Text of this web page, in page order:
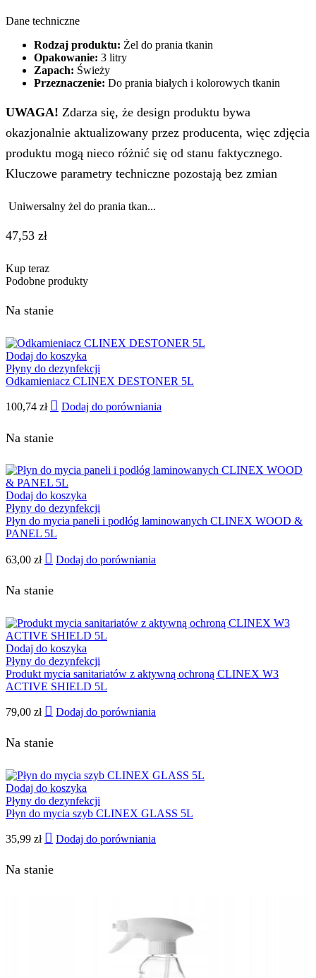
Dane techniczne
Rodzaj produktu: Żel do prania tkanin
Opakowanie: 3 litry
Zapach: Świeży
Przeznaczenie: Do prania białych i kolorowych tkanin
UWAGA! Zdarza się, że design produktu bywa
okazjonalnie aktualizowany przez producenta, więc zdjęcia
produktu mogą nieco różnić się od stanu faktycznego.
Kluczowe parametry techniczne pozostają bez zmian
Uniwersalny żel do prania tkan...
47,53 zł
Kup teraz
Podobne produkty
Na stanie
Dodaj do koszyka
Płyny do dezynfekcji
Odkamieniacz CLINEX DESTONER 5L
100,74 zł Dodaj do porówniania
Na stanie
Dodaj do koszyka
Płyny do dezynfekcji
Płyn do mycia paneli i podłóg laminowanych CLINEX WOOD &
PANEL 5L
63,00 zł Dodaj do porówniania
Na stanie
Dodaj do koszyka
Płyny do dezynfekcji
Produkt mycia sanitariatów z aktywną ochroną CLINEX W3
ACTIVE SHIELD 5L
79,00 zł Dodaj do porówniania
Na stanie
Dodaj do koszyka
Płyny do dezynfekcji
Płyn do mycia szyb CLINEX GLASS 5L
35,99 zł Dodaj do porówniania
Na stanie